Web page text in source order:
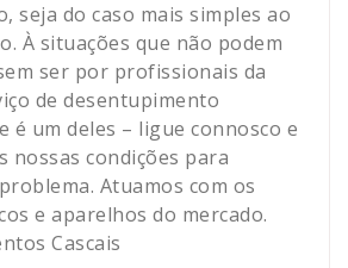
seja do caso mais simples ao
À situações que não podem
ser por profissionais da
de desentupimento
é um deles – ligue connosco e
nossas condições para
Atuamos com os
e aparelhos do mercado.